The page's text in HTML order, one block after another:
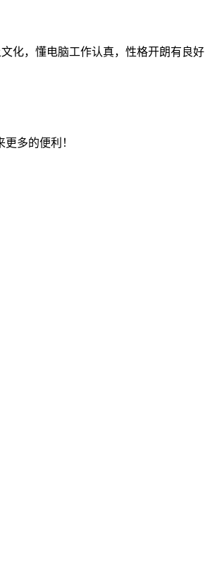
化，懂电脑工作认真，性格开朗有良好
多的便利！